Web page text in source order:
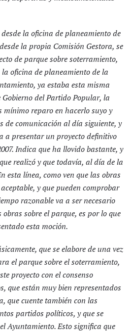
la oficina de planeamiento de
la propia Comisión Gestora, se
de parque sobre soterramiento,
oficina de planeamiento de la
ya estaba esta misma
del Partido Popular, la
mínimo reparo en hacerlo suyo y
de comunicación al día siguiente, y
a presentar un proyecto definitivo
Indica que ha llovido bastante, y
realizó y que todavía, al día de la
esta línea, como ven que las obras
y que pueden comprobar
razonable va a ser necesario
obras sobre el parque, es por lo que
esta moción.
que se elabore de una vez
el parque sobre el soterramiento,
proyecto con el consenso
que están muy bien representados
que cuente también con las
partidos políticos, y que se
Ayuntamiento. Esto significa que